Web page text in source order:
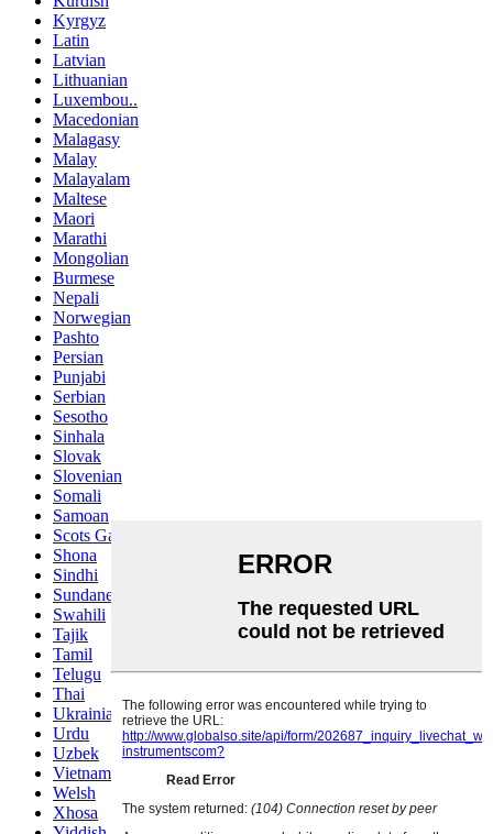
Kyrgyz
Latin
Latvian
Lithuanian
Luxembou..
Macedonian
Malagasy
Malay
Malayalam
Maltese
Maori
Marathi
Mongolian
Burmese
Nepali
Norwegian
Pashto
Persian
Punjabi
Serbian
Sesotho
Sinhala
Slovak
Slovenian
Somali
Samoan
Scots Gaelic
Shona
Sindhi
Sundanese
Swahili
Tajik
Tamil
Telugu
Thai
Ukrainian
Urdu
Uzbek
Vietnamese
Welsh
Xhosa